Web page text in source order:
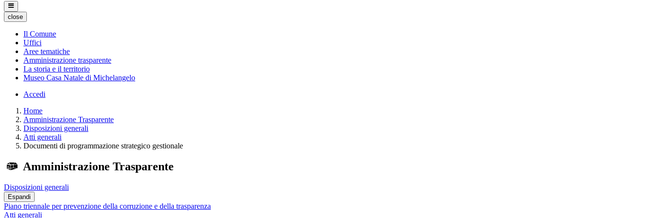
close
Il Comune
Uffici
Aree tematiche
Amministrazione trasparente
La storia e il territorio
Museo Casa Natale di Michelangelo
Accedi
Home
Amministrazione Trasparente
Disposizioni generali
Atti generali
Documenti di programmazione strategico gestionale
Amministrazione Trasparente
Disposizioni generali
Espandi
Piano triennale per prevenzione della corruzione e della trasparenza
Atti generali